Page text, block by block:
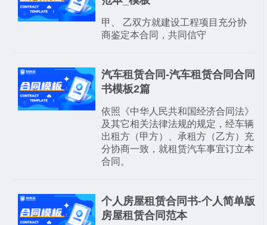
甲、 乙双方就建设工程项目充分协
商鉴定本合同，共同信守
汽车租赁合同-汽车租赁合同合同
书模板2篇
依照《中华人民共和国经济合同法》
及其它相关法律法规的规定，经车辆
出租方（甲方）、承租方（乙方）充
分协商一致，就租赁汽车事宜订立本
合同。
个人房屋租赁合同书-个人简单版
房屋租赁合同范本